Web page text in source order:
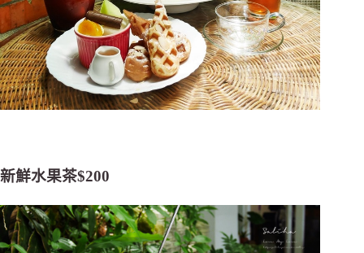
新鮮水果茶$200